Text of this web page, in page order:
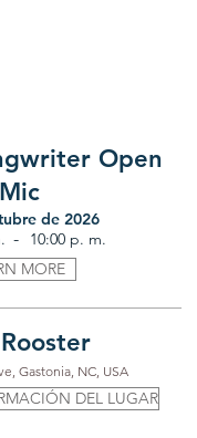
Open
Mic
de 2026
-
10:00 p. m.
MORE
Gastonia, NC, USA
DEL LUGAR